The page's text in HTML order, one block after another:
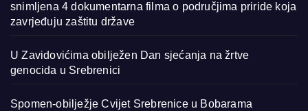
snimljena 4 dokumentarna filma o područjima priride koja
zavrjeđuju zaštitu države
U Zavidovićima obilježen Dan sjećanja na žrtve
genocida u Srebrenici
Spomen-obilježje Cvijet Srebrenice u Bobarama